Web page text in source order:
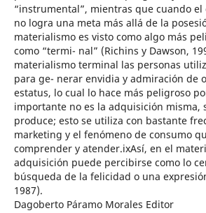
“instrumental”, mientras que cuando
no logra una meta más allá de la
materialismo es visto como algo más
como “termi- nal” (Richins y Dawson,
materialismo terminal las personas
para ge- nerar envidia y admiración de
estatus, lo cual lo hace más peligroso
importante no es la adquisición misma,
produce; esto se utiliza con bastante
marketing y el fenómeno de consumo
comprender y atender.ixAsí, en el
adquisición puede percibirse como lo
búsqueda de la felicidad o una
1987).
Dagoberto Páramo Morales Editor